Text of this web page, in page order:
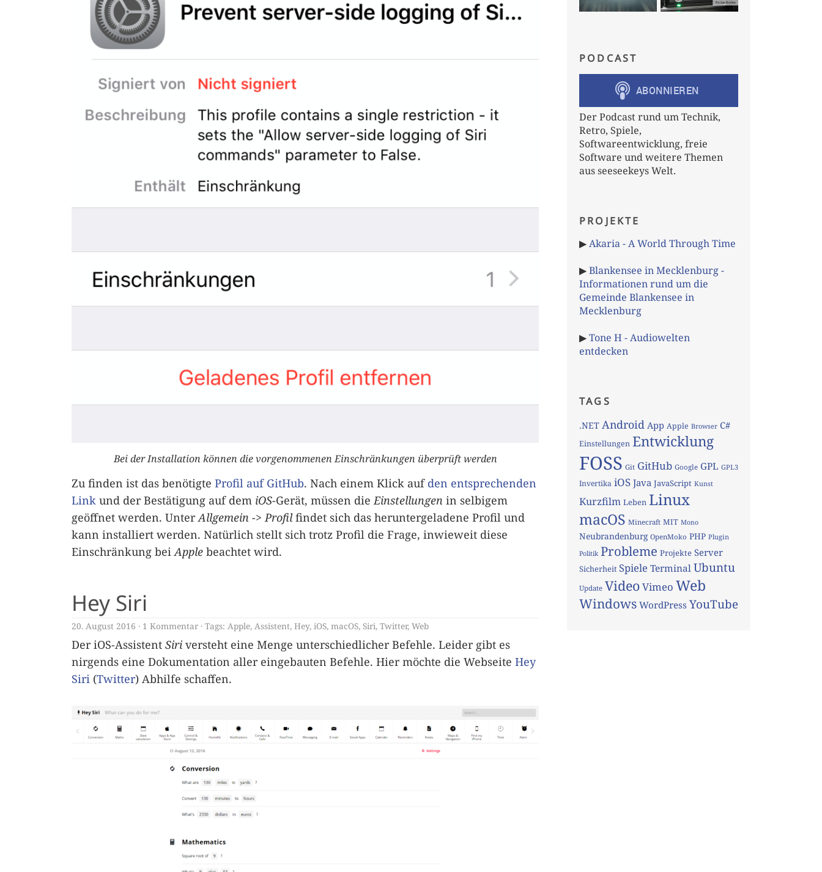
Bei der Installation können die vorgenommenen Einschränkungen überprüft werden
Zu finden ist das benötigte Profil auf GitHub. Nach einem Klick auf den entsprechenden
Link und der Bestätigung auf dem iOS-Gerät, müssen die Einstellungen in selbigem
geöffnet werden. UnterAllgemein -> Profilfindet sich das heruntergeladene Profil und
kann installiert werden. Natürlich stellt sich trotz Profil die Frage, inwieweit diese
Einschränkung bei Apple beachtet wird.
Hey Siri
20. August 2016 1 Kommentar Tags: Apple, Assistent, Hey, iOS, macOS, Siri, Twitter, Web
Der iOS-Assistent Siri versteht eine Menge unterschiedlicher Befehle. Leider gibt es
nirgends eine Dokumentation aller eingebauten Befehle. Hier möchte die Webseite Hey
Siri (Twitter) Abhilfe schaffen.
PODCAST
Der Podcast rund um Technik,
Retro, Spiele,
Softwareentwicklung, freie
Software und weitere Themen
aus seeseekeys Welt.
PROJEKTE
▶Akaria - A World Through Time
▶Blankensee in Mecklenburg -
Informationen rund um die
Gemeinde Blankensee in
Mecklenburg
▶Tone H - Audiowelten
entdecken
TAGS
.NET Android App Apple Browser C#
Einstellungen Entwicklung
FOSS Git GitHub Google GPL GPL3
Invertika iOS Java JavaScript Kunst
Kurzfilm Leben Linux
macOS Minecraft MIT Mono
Neubrandenburg OpenMoko PHP Plugin
Politik Probleme Projekte Server
Sicherheit Spiele TerminalUbuntu
Update VideoVimeo Web
Windows WordPress YouTube